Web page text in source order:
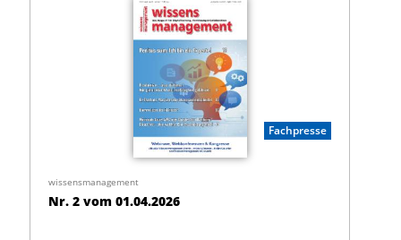
Fachpresse
wissensmanagement
Nr. 2 vom 01.04.2026